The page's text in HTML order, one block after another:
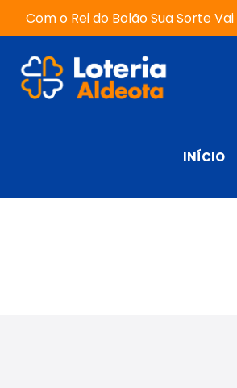
Com o Rei do Bolão Sua Sorte
INÍCIO